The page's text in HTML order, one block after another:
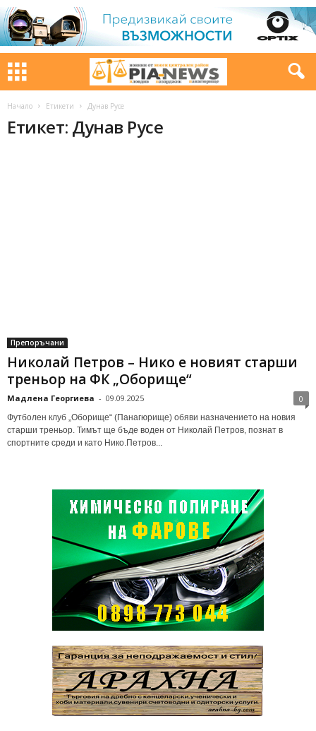
Начало Етикети Дунав Русе
Етикет: Дунав Русе
Препоръчани
Николай Петров – Нико е новият старши
треньор на ФК „Оборище“
Мадлена Георгиева - 09.09.2025 0
Футболен клуб „Оборище“ (Панагюрище) обяви назначението на новия
старши треньор. Тимът ще бъде воден от Николай Петров, познат в
спортните среди и като Нико.Петров...